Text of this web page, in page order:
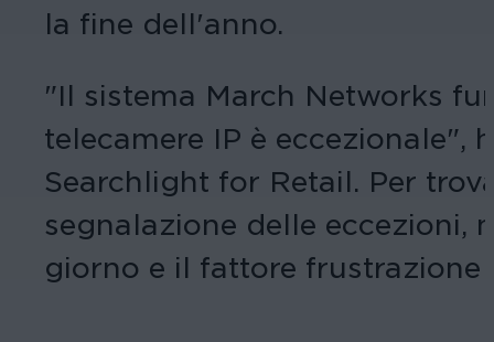
la fine dell'anno.
"Il sistema March Networks
telecamere IP è
Searchlight for Retail. Per
segnalazione delle eccezioni,
giorno e il fattore